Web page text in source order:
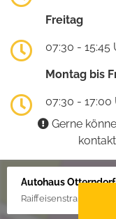
Freitag
07:30 - 15:45
Montag bis
07:30 - 17:00
Gerne
Autohaus Otterndorf
Raiffeisenstraße 1,